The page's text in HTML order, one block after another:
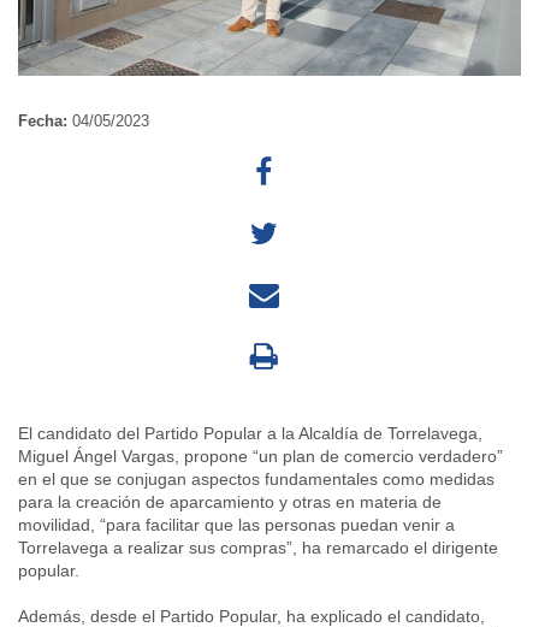
Fecha: 04/05/2023
El candidato del Partido Popular a la Alcaldía de Torrelavega,
Miguel Ángel Vargas, propone “un plan de comercio verdadero”
en el que se conjugan aspectos fundamentales como medidas
para la creación de aparcamiento y otras en materia de
movilidad, “para facilitar que las personas puedan venir a
Torrelavega a realizar sus compras”, ha remarcado el dirigente
popular.
Además, desde el Partido Popular, ha explicado el candidato,